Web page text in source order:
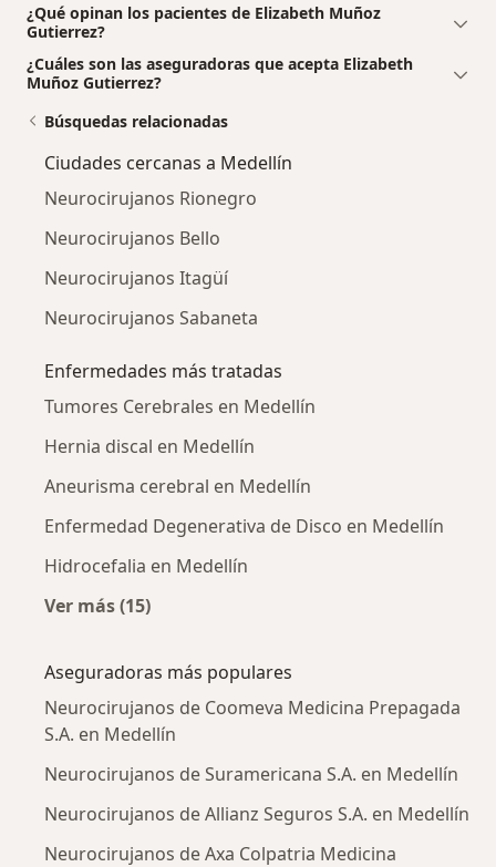
¿Qué opinan los pacientes de Elizabeth Muñoz
Gutierrez?
¿Cuáles son las aseguradoras que acepta Elizabeth
Muñoz Gutierrez?
Búsquedas relacionadas
Ciudades cercanas a Medellín
Neurocirujanos Rionegro
Neurocirujanos Bello
Neurocirujanos Itagüí
Neurocirujanos Sabaneta
Enfermedades más tratadas
Tumores Cerebrales en Medellín
Hernia discal en Medellín
Aneurisma cerebral en Medellín
Enfermedad Degenerativa de Disco en Medellín
Hidrocefalia en Medellín
Ver más (15)
Aseguradoras más populares
Neurocirujanos de Coomeva Medicina Prepagada
S.A. en Medellín
Neurocirujanos de Suramericana S.A. en Medellín
Neurocirujanos de Allianz Seguros S.A. en Medellín
Neurocirujanos de Axa Colpatria Medicina